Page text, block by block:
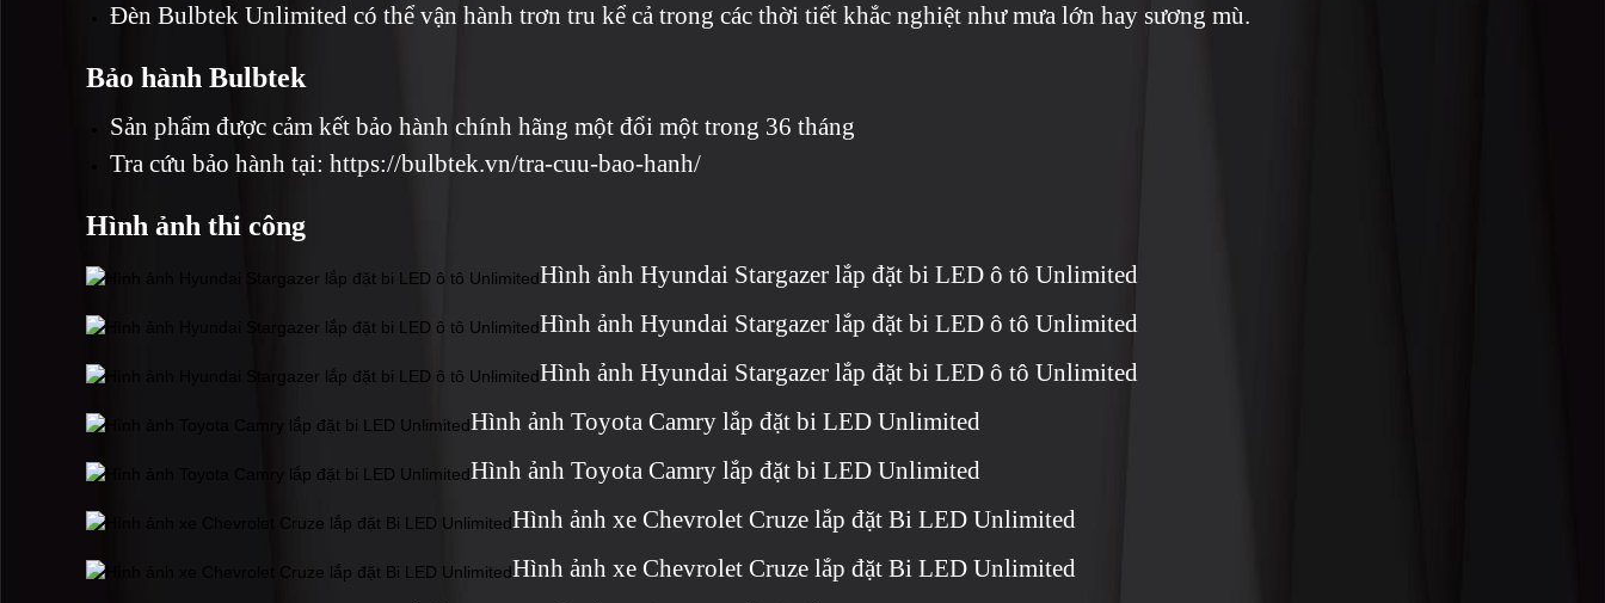
Đèn Bulbtek Unlimited có thể vận hành trơn tru kể cả trong các thời tiết khắc nghiệt như mưa lớn hay sương mù.
Bảo hành Bulbtek
Sản phẩm được cảm kết bảo hành chính hãng một đổi một trong 36 tháng
Tra cứu bảo hành tại: https://bulbtek.vn/tra-cuu-bao-hanh/
Hình ảnh thi công
Hình ảnh Hyundai Stargazer lắp đặt bi LED ô tô Unlimited
Hình ảnh Hyundai Stargazer lắp đặt bi LED ô tô Unlimited
Hình ảnh Hyundai Stargazer lắp đặt bi LED ô tô Unlimited
Hình ảnh Toyota Camry lắp đặt bi LED Unlimited
Hình ảnh Toyota Camry lắp đặt bi LED Unlimited
Hình ảnh xe Chevrolet Cruze lắp đặt Bi LED Unlimited
Hình ảnh xe Chevrolet Cruze lắp đặt Bi LED Unlimited